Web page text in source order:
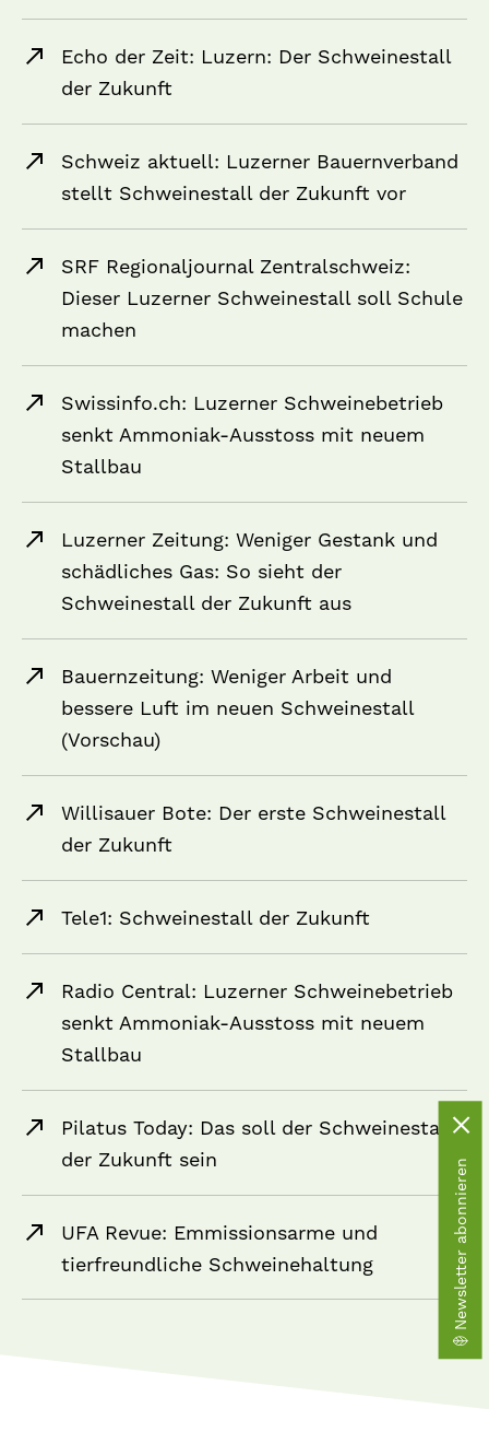
Newsletter abonnieren
Echo der Zeit: Luzern: Der Schweinestall
der Zukunft
Schweiz aktuell: Luzerner Bauernverband
stellt Schweinestall der Zukunft vor
SRF Regionaljournal Zentralschweiz:
Dieser Luzerner Schweinestall soll Schule
machen
Swissinfo.ch: Luzerner Schweinebetrieb
senkt Ammoniak-Ausstoss mit neuem
Stallbau
Luzerner Zeitung: Weniger Gestank und
schädliches Gas: So sieht der
Schweinestall der Zukunft aus
Bauernzeitung: Weniger Arbeit und
bessere Luft im neuen Schweinestall
(Vorschau)
Willisauer Bote: Der erste Schweinestall
der Zukunft
Tele1: Schweinestall der Zukunft
Radio Central: Luzerner Schweinebetrieb
senkt Ammoniak-Ausstoss mit neuem
Stallbau
Pilatus Today: Das soll der Schweinestall
der Zukunft sein
UFA Revue: Emmissionsarme und
tierfreundliche Schweinehaltung